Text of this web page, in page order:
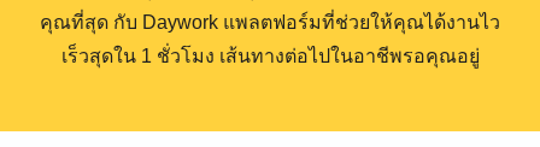
คุณที่สุด กับ Daywork แพลตฟอร์มที่ช่วยให้คุณได้งานไว
เร็วสุดใน 1 ชั่วโมง เส้นทางต่อไปในอาชีพรอคุณอยู่